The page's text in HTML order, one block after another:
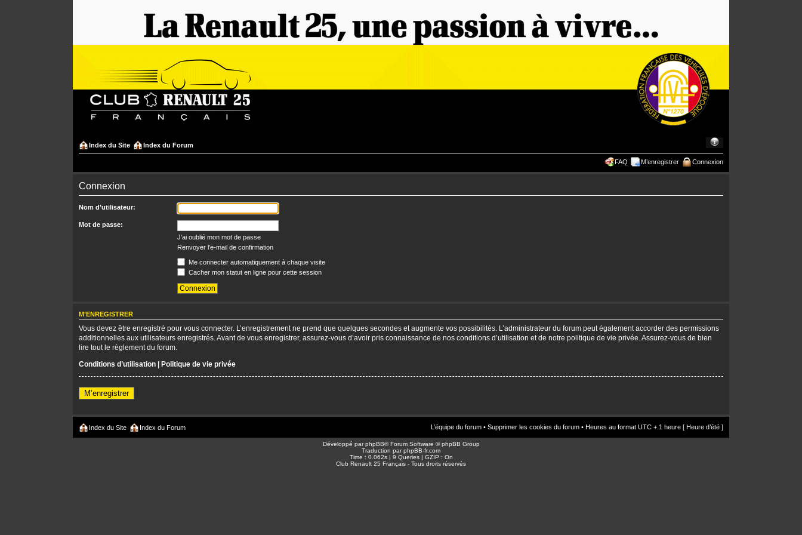
Index du Site Index du Forum
FAQ M’enregistrer Connexion
Connexion
Nom d’utilisateur:
Mot de passe:
J’ai oublié mon mot de passe
Renvoyer l’e-mail de confirmation
Me connecter automatiquement à chaque visite
Cacher mon statut en ligne pour cette session
M’ENREGISTRER
Vous devez être enregistré pour vous connecter. L’enregistrement ne prend que quelques secondes et augmente vos possibilités. L’administrateur du forum peut également accorder des permissions
additionnelles aux utilisateurs enregistrés. Avant de vous enregistrer, assurez-vous d’avoir pris connaissance de nos conditions d’utilisation et de notre politique de vie privée. Assurez-vous de bien
lire tout le règlement du forum.
Conditions d’utilisation | Politique de vie privée
M’enregistrer
Index du Site Index du Forum L’équipe du forum • Supprimer les cookies du forum • Heures au format UTC + 1 heure [ Heure d’été ]
Développé parphpBB® Forum Software © phpBB Group
Traduction parphpBB-fr.com
Time : 0.062s | 9 Queries | GZIP : On
Club Renault 25 Français - Tous droits réservés